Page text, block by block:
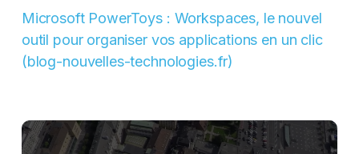
Microsoft PowerToys : Workspaces, le nouvel
outil pour organiser vos applications en un clic
(blog-nouvelles-technologies.fr)